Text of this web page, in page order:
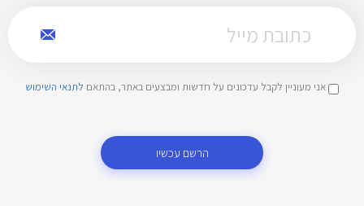
אני מעוניין לקבל עדכונים על חדשות ומבצעים באתר, בהתאם לתנאי השימוש
הרשם עכשיו